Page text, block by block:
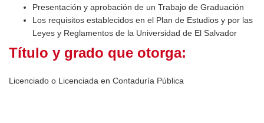
Presentación y aprobación de un Trabajo de Graduación
Los requisitos establecidos en el Plan de Estudios y por las
Leyes y Reglamentos de la Universidad de El Salvador
Título y grado que otorga:
Licenciado o Licenciada en Contaduría Pública